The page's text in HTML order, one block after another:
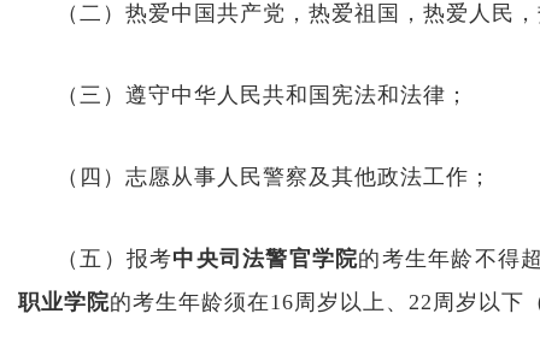
（二）热爱中国共产党，热爱祖国，热爱人民
（三）遵守中华人民共和国宪法和法律；
（四）志愿从事人民警察及其他政法工作；
（五）报考中央司法警官学院的考生年龄不得
职业学院的考生年龄须在16周岁以上、22周岁以下